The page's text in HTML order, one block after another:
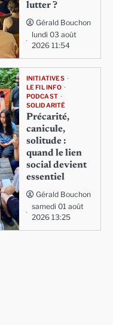
lutter ?
Gérald Bouchon
lundi 03 août
2026 11:54
INITIATIVES
LE FIL INFO
PODCAST
SOLIDARITÉ
Précarité,
canicule,
solitude :
quand le lien
social devient
essentiel
Gérald Bouchon
samedi 01 août
2026 13:25